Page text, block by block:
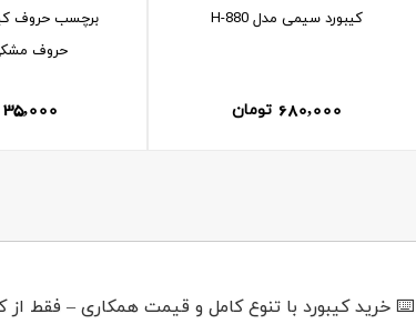
برچسب حروف
حروف
35,000
کيبورد سيمی مدل H-880
680,000 تومان
⌨️ خرید کیبورد با تنوع کامل و قیمت همکاری – فقط از